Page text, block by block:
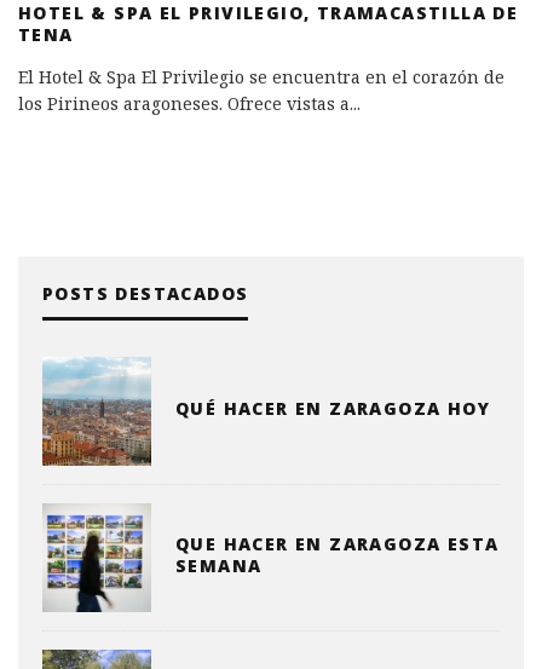
HOTEL & SPA EL PRIVILEGIO, TRAMACASTILLA DE
TENA
El Hotel & Spa El Privilegio se encuentra en el corazón de
los Pirineos aragoneses. Ofrece vistas a...
POSTS DESTACADOS
QUÉ HACER EN ZARAGOZA HOY
QUE HACER EN ZARAGOZA ESTA
SEMANA